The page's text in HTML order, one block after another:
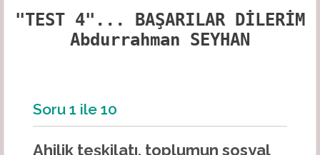
"TEST 4"... BAŞARILAR DİLERİM
Abdurrahman SEYHAN
Soru 1 ile 10
Ahilik teşkilatı, toplumun sosyal